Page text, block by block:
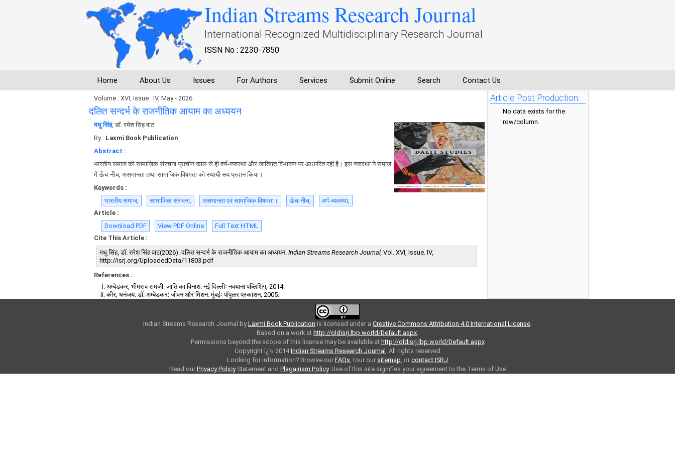
Indian Streams Research Journal
International Recognized Multidisciplinary Research Journal
ISSN No : 2230-7850
Home About Us Issues For Authors Services Submit Online Search Contact Us
Volume : XVI, Issue : IV, May - 2026
दलित सन्दर्भ के राजनीतिक आयाम का अध्ययन
मधु सिंह, डाॅ. रमेश सिंह वाट
By : Laxmi Book Publication
Abstract :
भारतीय समाज की सामाजिक संरचना प्राचीन काल से ही वर्ण-व्यवस्था और जातिगत विभाजन पर आधारित रही है। इस व्यवस्था ने समाज
में ऊँच-नीच, असमानता तथा सामाजिक विषमता को स्थायी रूप प्रदान किया।
Keywords :
भारतीय समाज,
सामाजिक संरचना, असमानता एवं सामाजिक विषमता। ऊँच-नीच,
वर्ण-व्यवस्था,
Article :
Download PDF
View PDF Online
Full Text HTML
Cite This Article :
मधु सिंह, डाॅ. रमेश सिंह वाट(2026). दलित सन्दर्भ के राजनीतिक आयाम का अध्ययन. Indian Streams Research Journal, Vol. XVI, Issue. IV,
http://isrj.org/UploadedData/11803.pdf
References :
अम्बेडकर, भीमराव रामजी. जाति का विनाश. नई दिल्लीः नवयाना पब्लिशिंग, 2014.
कीर, धनंजय. डॉ. अम्बेडकर: जीवन और मिशन. मुंबईः पॉपुलर प्रकाशन, 2005.
Article Post Production
No data exists for the
row/column.
Indian Streams Research Journal byLaxmi Book Publication is licensed under a Creative Commons Attribution 4.0 International License.
Based on a work at http://oldisrj.lbp.world/Default.aspx.
Permissions beyond the scope of this license may be available at http://oldisrj.lbp.world/Default.aspx
Copyright ï¿½ 2014Indian Streams Research Journal . All rights reserved
Looking for information? Browse our FAQs, tour our sitemap, or contact ISRJ
Read our Privacy PolicyStatement and Plagairism Policy. Use of this site signifies your agreement to the Terms of Use